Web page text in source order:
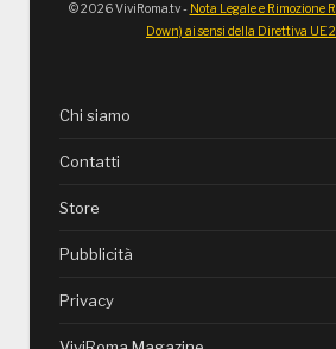
© 2026 ViviRoma.tv - Nota Legale e Rimozione
Down) ai sensi della Direttiva UE
Chi siamo
Contatti
Store
Pubblicità
Privacy